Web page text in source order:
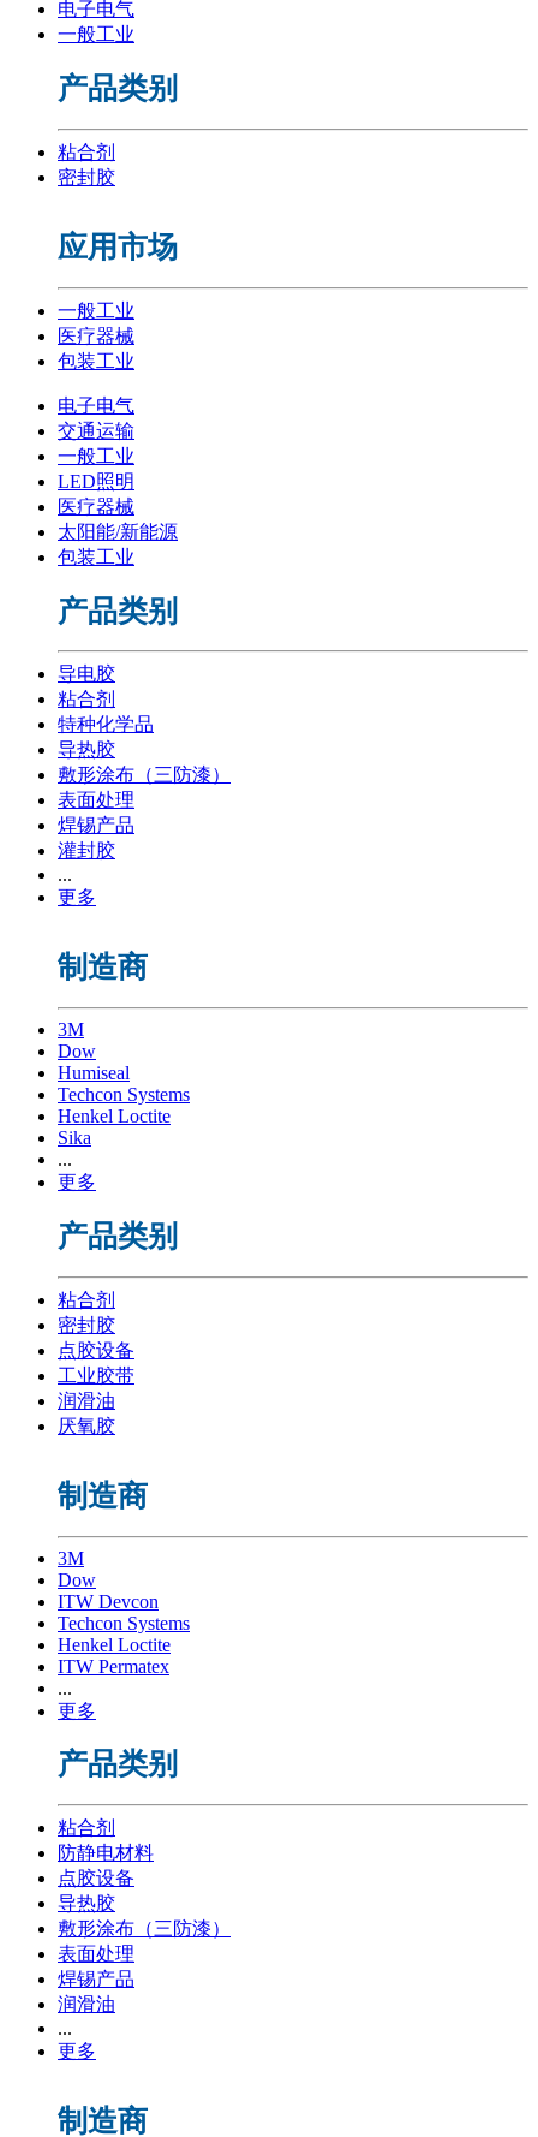
电子电气
一般工业
产品类别
粘合剂
密封胶
应用市场
一般工业
医疗器械
包装工业
电子电气
交通运输
一般工业
LED照明
医疗器械
太阳能/新能源
包装工业
产品类别
导电胶
粘合剂
特种化学品
导热胶
敷形涂布（三防漆）
表面处理
焊锡产品
灌封胶
...
更多
制造商
3M
Dow
Humiseal
Techcon Systems
Henkel Loctite
Sika
...
更多
产品类别
粘合剂
密封胶
点胶设备
工业胶带
润滑油
厌氧胶
制造商
3M
Dow
ITW Devcon
Techcon Systems
Henkel Loctite
ITW Permatex
...
更多
产品类别
粘合剂
防静电材料
点胶设备
导热胶
敷形涂布（三防漆）
表面处理
焊锡产品
润滑油
...
更多
制造商